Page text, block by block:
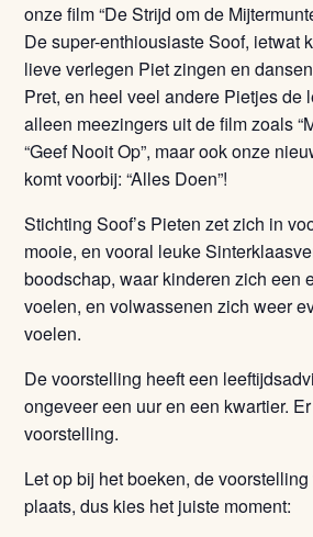
onze film “De Strijd om de
De super-enthiousiaste Soof, ietwat
lieve verlegen Piet zingen en
Pret, en heel veel andere Pietjes de
alleen meezingers uit de film zoals
“Geef Nooit Op”, maar ook onze
komt voorbij: “Alles Doen”!
Stichting Soof’s Pieten zet zich in
mooie, en vooral leuke
boodschap, waar kinderen zich een
voelen, en volwassenen zich weer
voelen.
De voorstelling heeft een
ongeveer een uur en een kwartier.
voorstelling.
Let op bij het boeken, de
plaats, dus kies het juiste moment: